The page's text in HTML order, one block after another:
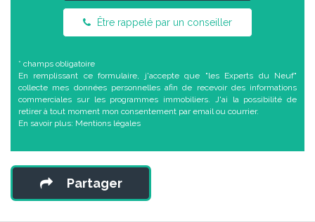
Être rappelé par un conseiller
* champs obligatoire
En remplissant ce formulaire, j'accepte que "les Experts du Neuf"
collecte mes données personnelles afin de recevoir des informations
commerciales sur les programmes immobiliers. J'ai la possibilité de
retirer à tout moment mon consentement par email ou courrier.
En savoir plus: Mentions légales
Partager